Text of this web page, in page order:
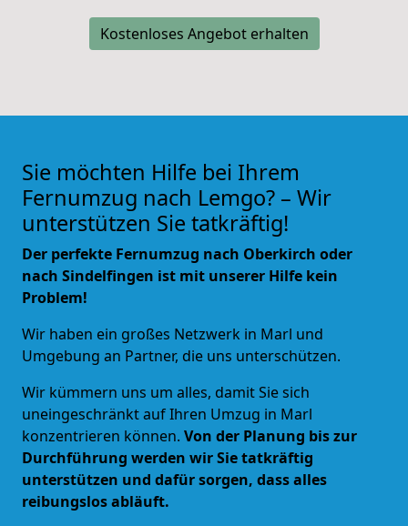
Kostenloses Angebot erhalten
Sie möchten Hilfe bei Ihrem
Fernumzug nach Lemgo? – Wir
unterstützen Sie tatkräftig!
Der perfekte Fernumzug nach Oberkirch oder
nach Sindelfingen ist mit unserer Hilfe kein
Problem!
Wir haben ein großes Netzwerk in Marl und
Umgebung an Partner, die uns unterschützen.
Wir kümmern uns um alles, damit Sie sich
uneingeschränkt auf Ihren Umzug in Marl
konzentrieren können. Von der Planung bis zur
Durchführung werden wir Sie tatkräftig
unterstützen und dafür sorgen, dass alles
reibungslos abläuft.